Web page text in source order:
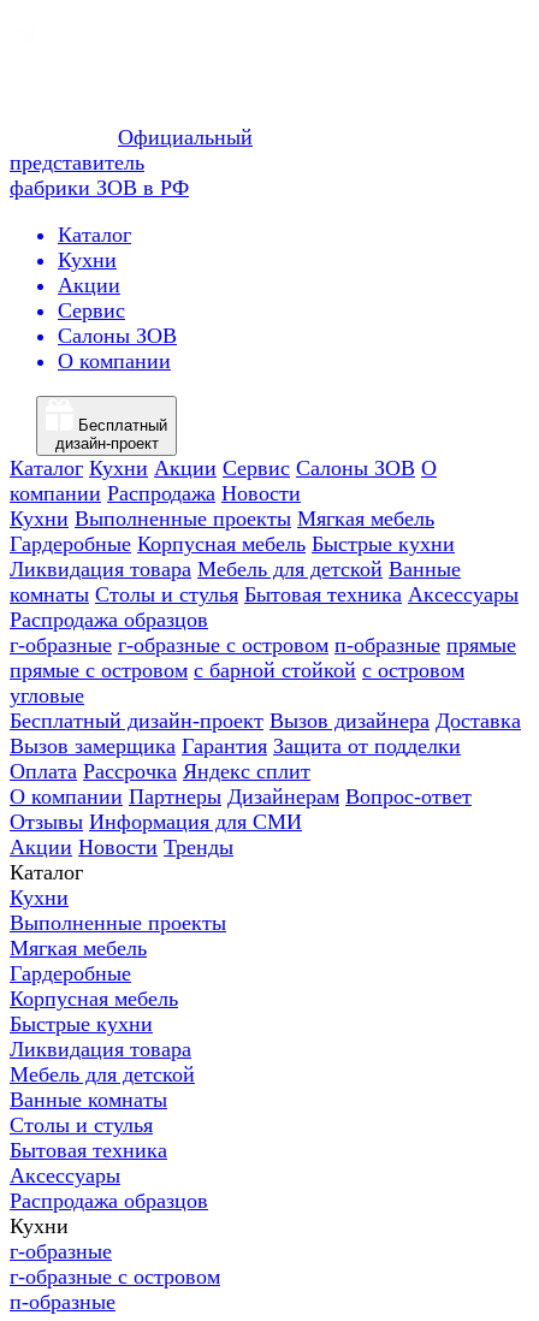
Официальный
представитель
фабрики ЗОВ в РФ
Каталог
Кухни
Акции
Сервис
Салоны ЗОВ
О компании
Бесплатный
дизайн-проект
Каталог Кухни Акции Сервис Салоны ЗОВ О
компании Распродажа Новости
Кухни Выполненные проекты Мягкая мебель
Гардеробные Корпусная мебель Быстрые кухни
Ликвидация товара Мебель для детской Ванные
комнаты Столы и стулья Бытовая техника Аксессуары
Распродажа образцов
г-образные г-образные с островом п-образные прямые
прямые с островом с барной стойкой с островом
угловые
Бесплатный дизайн-проект Вызов дизайнера Доставка
Вызов замерщика Гарантия Защита от подделки
Оплата Рассрочка Яндекс сплит
О компании Партнеры Дизайнерам Вопрос-ответ
Отзывы Информация для СМИ
Акции Новости Тренды
Каталог
Кухни
Выполненные проекты
Мягкая мебель
Гардеробные
Корпусная мебель
Быстрые кухни
Ликвидация товара
Мебель для детской
Ванные комнаты
Столы и стулья
Бытовая техника
Аксессуары
Распродажа образцов
Кухни
г-образные
г-образные с островом
п-образные